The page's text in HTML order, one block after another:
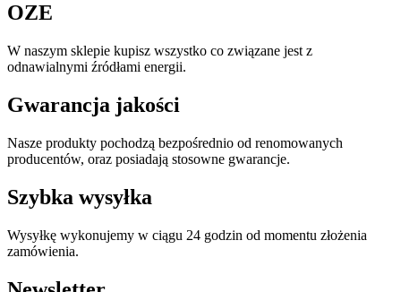
OZE
W naszym sklepie kupisz wszystko co związane jest z
odnawialnymi źródłami energii.
Gwarancja jakości
Nasze produkty pochodzą bezpośrednio od renomowanych
producentów, oraz posiadają stosowne gwarancje.
Szybka wysyłka
Wysyłkę wykonujemy w ciągu 24 godzin od momentu złożenia
zamówienia.